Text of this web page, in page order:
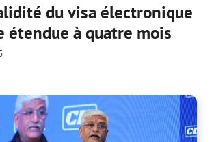
du visa électronique
étendue à quatre mois